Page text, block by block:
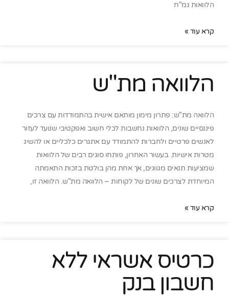
הלוואות גמ"ח
קרא עוד »
הלוואה מת"ש
הלוואה מת"ש: פתרון מימון מותאם אישית בהתמודדות עם צרכים
פיננסיים שונים, הלוואות נחשבות לכלי חשוב ואפקטיבי שנועד לעזור
לאנשים פרטיים ולחברות להתמודד עם אתגרים כלכליים או להשיג
מטרות אישיות. בעשור האחרון, פותחו סוגים רבים של הלוואות
שמציעות תנאים מגוונים, אך אחת מהן בולטת בזכות התאמתה
המיוחדת לצרכים שונים של לקוחות – הלוואה מת"ש. הלוואה זו,
קרא עוד »
כרטיס אשראי ללא
חשבון בנק